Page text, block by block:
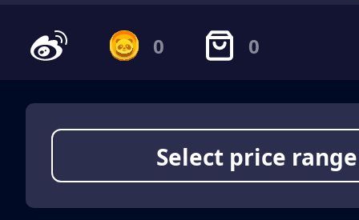
0 0
Select price range